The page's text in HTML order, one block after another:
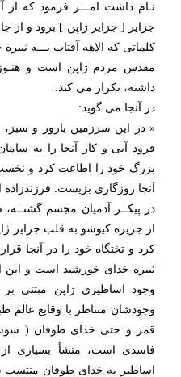
نـام داشت امـــر فرمود که
جزایر [ جزایر ژاپن ] برود و از
کلماتی که الاهه آفتاب بـــه
مقدس مردم ژاپن است و
داشته، تکرار می کند.
در آنجا می گوید:
« در این سرزمین بارور و سبز،
فرود آیی و کار آنجا را به
بزرگ خود را اطاعت کرد و
آنجا روزگاری بزیست.
در پیکــر آدمیان مجسم
از جزیره کیوشو به قلب جزایر
کرد و تختگاه خود را در آنجا
نَبیره خدای خورشید است و
وجود اساطیری ژاپن مبتنی
وجودشان متناظر با وقایع
قمر و حتی خدای طوفان (
فاسدی است، منشأ بسیاری
اساطیر به خدای طوفان منتسب